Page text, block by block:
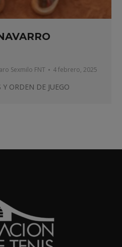
Sexmilo FNT 4 febrero, 2025
ORDEN DE JUEGO